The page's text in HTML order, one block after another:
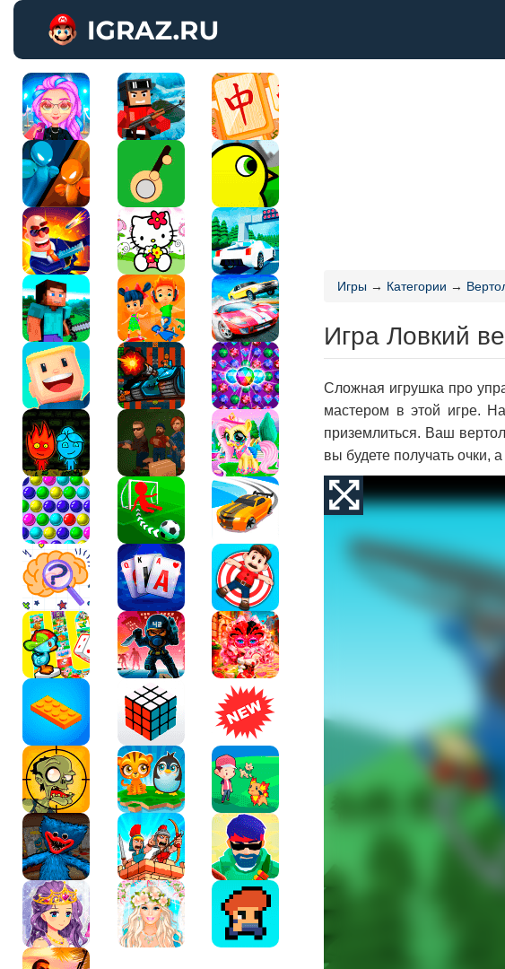
Игры → Категории →
Игра Ловкий
Сложная игрушка про
мастером в этой игре.
приземлиться. Ваш
вы будете получать очки,